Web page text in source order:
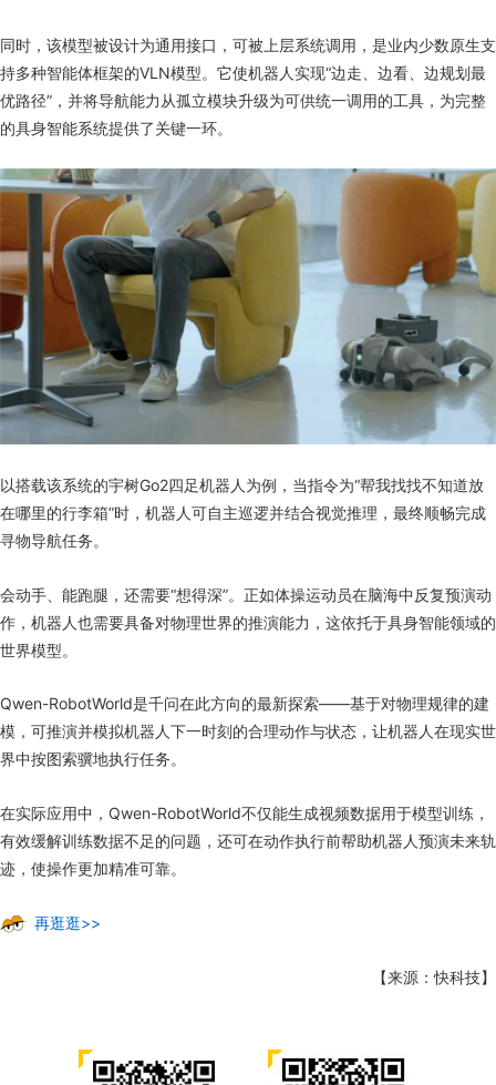
同时，该模型被设计为通用接口，可被上层系统调用，是业内少数原生支
持多种智能体框架的VLN模型。它使机器人实现“边走、边看、边规划最
优路径”，并将导航能力从孤立模块升级为可供统一调用的工具，为完整
的具身智能系统提供了关键一环。
以搭载该系统的宇树Go2四足机器人为例，当指令为“帮我找找不知道放
在哪里的行李箱”时，机器人可自主巡逻并结合视觉推理，最终顺畅完成
寻物导航任务。
会动手、能跑腿，还需要“想得深”。正如体操运动员在脑海中反复预演动
作，机器人也需要具备对物理世界的推演能力，这依托于具身智能领域的
世界模型。
Qwen-RobotWorld是千问在此方向的最新探索——基于对物理规律的建
模，可推演并模拟机器人下一时刻的合理动作与状态，让机器人在现实世
界中按图索骥地执行任务。
在实际应用中，Qwen-RobotWorld不仅能生成视频数据用于模型训练，
有效缓解训练数据不足的问题，还可在动作执行前帮助机器人预演未来轨
迹，使操作更加精准可靠。
再逛逛>>
【来源：快科技】